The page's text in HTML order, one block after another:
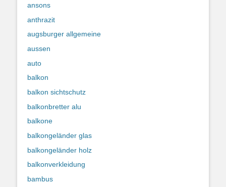
ansons
anthrazit
augsburger allgemeine
aussen
auto
balkon
balkon sichtschutz
balkonbretter alu
balkone
balkongeländer glas
balkongeländer holz
balkonverkleidung
bambus